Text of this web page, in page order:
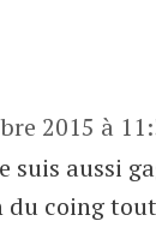
2015 à
suis aussi
du coing